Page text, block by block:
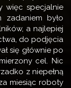
więc specjalnie
zadaniem było
a najlepiej
do podjęcia
się głównie po
cel. Nic
z niepełną
miesiąc roboty